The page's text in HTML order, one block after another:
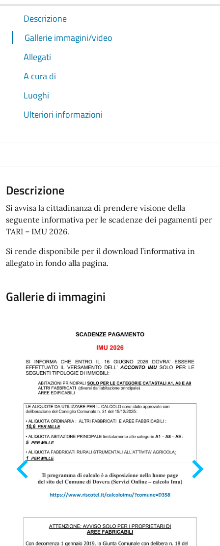
Descrizione
Gallerie immagini/video
Allegati
A cura di
Luoghi
Ulteriori informazioni
Descrizione
Si avvisa la cittadinanza di prendere visione della
seguente informativa per le scadenze dei pagamenti per
TARI – IMU 2026.
Si rende disponibile per il download l’informativa in
allegato in fondo alla pagina.
Gallerie di immagini